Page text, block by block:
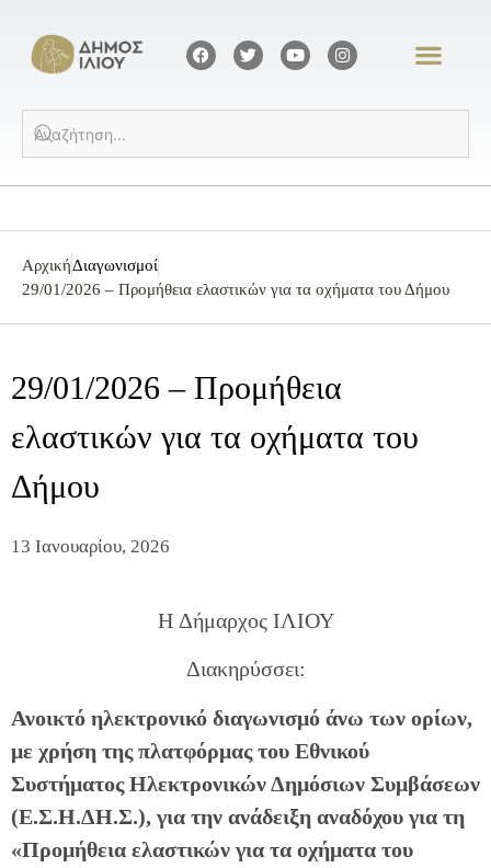
ΑρχικήΔιαγωνισμοί
29/01/2026 – Προμήθεια ελαστικών για τα οχήματα του Δήμου
29/01/2026 – Προμήθεια
ελαστικών για τα οχήματα του
Δήμου
13 Ιανουαρίου, 2026
H Δήμαρχος ΙΛΙΟΥ
Διακηρύσσει:
Ανοικτό ηλεκτρονικό διαγωνισμό άνω των ορίων,
με χρήση της πλατφόρμας του Εθνικού
Συστήματος Ηλεκτρονικών Δημόσιων Συμβάσεων
(Ε.Σ.Η.ΔΗ.Σ.), για την ανάδειξη αναδόχου για τη
«Προμήθεια ελαστικών για τα οχήματα του